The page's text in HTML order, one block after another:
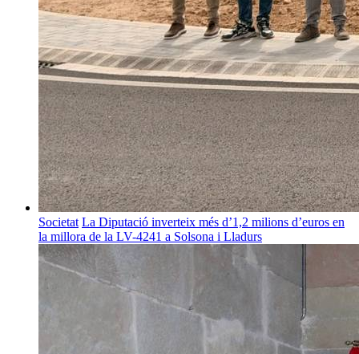
Societat La Diputació inverteix més d’1,2 milions d’euros en
la millora de la LV-4241 a Solsona i Lladurs